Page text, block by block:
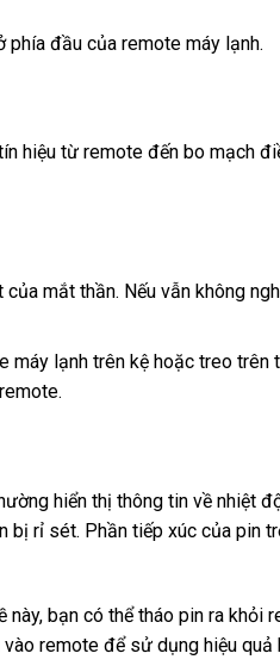
đầu của remote máy lạnh.
hiệu từ remote đến bo mạch
mắt thần. Nếu vẫn không
máy lạnh trên kệ hoặc treo
hiển thị thông tin về nhiệt
bị rỉ sét. Phần tiếp xúc của pin
này, bạn có thể tháo pin ra
remote để sử dụng hiệu quả